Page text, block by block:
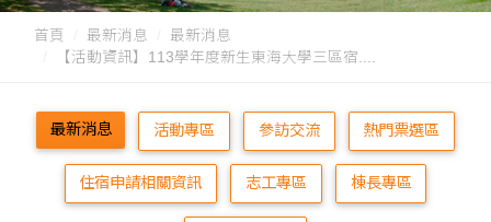
首頁 最新消息
最新消息
【活動資訊】113學年度新生東海大學三區宿....
最新消息 活動專區 參訪交流 熱門票選區
住宿申請相關資訊 志工專區 棟長專區